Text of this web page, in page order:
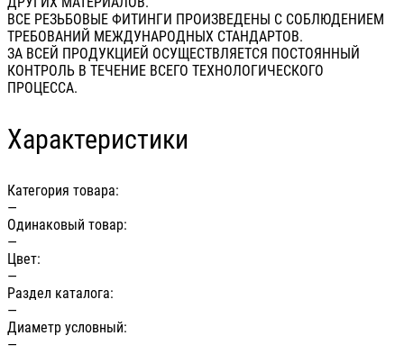
ВСЕ РЕЗЬБОВЫЕ ФИТИНГИ ПРОИЗВЕДЕНЫ С СОБЛЮДЕНИЕМ
ТРЕБОВАНИЙ МЕЖДУНАРОДНЫХ СТАНДАРТОВ.
ЗА ВСЕЙ ПРОДУКЦИЕЙ ОСУЩЕСТВЛЯЕТСЯ ПОСТОЯННЫЙ
КОНТРОЛЬ В ТЕЧЕНИЕ ВСЕГО ТЕХНОЛОГИЧЕСКОГО
ПРОЦЕССА.
Характеристики
Категория товара:
—
Одинаковый товар:
—
Цвет:
—
Раздел каталога:
—
Диаметр условный:
—